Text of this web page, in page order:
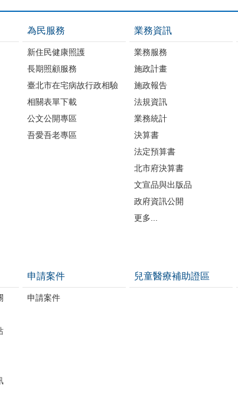
為民服務
新住民健康照護
長期照顧服務
臺北市在宅病故行政相驗
相關表單下載
公文公開專區
吾愛吾老專區
業務資訊
業務服務
施政計畫
施政報告
法規資訊
業務統計
決算書
法定預算書
北市府決算書
文宣品與出版品
政府資訊公開
更多...
申請案件
申請案件
兒童醫療補助證區